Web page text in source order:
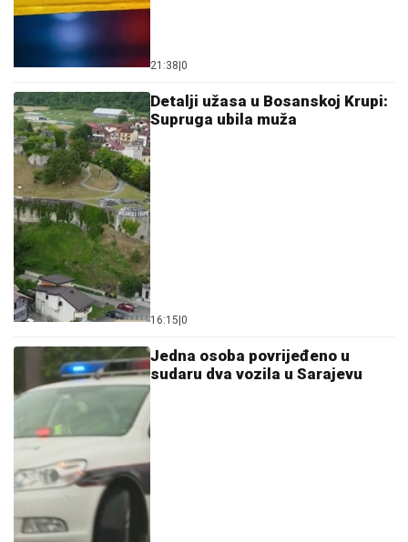
21:38|0
Detalji užasa u Bosanskoj Krupi:
Supruga ubila muža
16:15|0
Јedna osoba povrijeđeno u
sudaru dva vozila u Sarajevu